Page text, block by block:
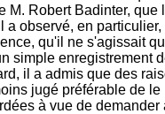
Robert Badinter,
observé, en
qu'il ne s'agissait
enregistrement
il a admis que des
jugé préférable de
à vue de